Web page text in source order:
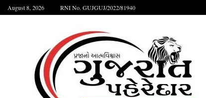
August 8, 2026 RNI No. GUJGUJ/2022/81940